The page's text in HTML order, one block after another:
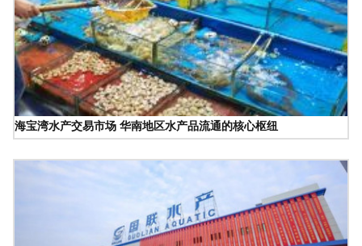
海宝湾水产交易市场 华南地区水产品流通的核心枢纽